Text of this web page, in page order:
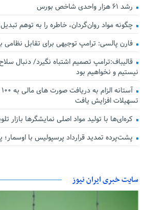
رشد ۶۱ هزار واحدی شاخص بورس
چگونه مواد روان‌گردان، خاطره را به توهم
فارن پالسی: ترامپ توجیهی برای تقابل نظامی
قالیباف:ترامپ تصمیم اشتباه نگیرد/ دنبال
نیستیم و نخواهیم بود
تسهیلات افزایش یافت
کره‌ای‌ها با تولید مواد اصلی نمایشگرها بازار
پشت‌پرده تمدید قرارداد پرسپولیس با
سایت خبری ایران نیوز